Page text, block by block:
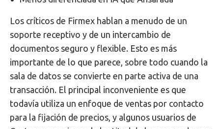
Los críticos de Firmex hablan a menudo de un
soporte receptivo y de un intercambio de
documentos seguro y flexible. Esto es más
importante de lo que parece, sobre todo cuando la
sala de datos se convierte en parte activa de una
transacción. El principal inconveniente es que
todavía utiliza un enfoque de ventas por contacto
para la fijación de precios, y algunos usuarios de